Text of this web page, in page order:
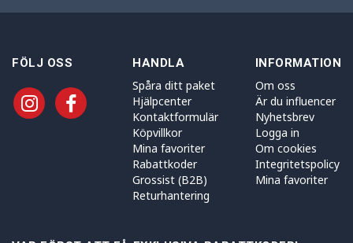
FÖLJ OSS HANDLA
Spåra ditt paket
Hjälpcenter
Kontaktformulär
Köpvillkor
Mina favoriter
Rabattkoder
Grossist (B2B)
Returhantering
INFORMATION
Om oss
Är du influencer
Nyhetsbrev
Logga in
Om cookies
Integritetspolicy
Mina favoriter